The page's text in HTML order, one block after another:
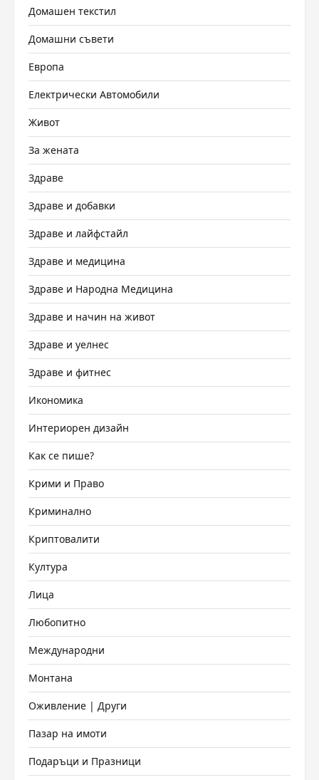
Домашен текстил
Домашни съвети
Европа
Електрически Автомобили
Живот
За жената
Здраве
Здраве и добавки
Здраве и лайфстайл
Здраве и медицина
Здраве и Народна Медицина
Здраве и начин на живот
Здраве и уелнес
Здраве и фитнес
Икономика
Интериорен дизайн
Как се пише?
Крими и Право
Криминално
Криптовалити
Култура
Лица
Любопитно
Международни
Монтана
Оживление | Други
Пазар на имоти
Подаръци и Празници